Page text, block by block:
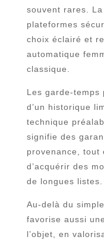
souvent rares.
plateformes
choix éclairé et
automatique
classique.
Les garde-temps
d’un historique
technique
signifie des
provenance, tout
d’acquérir des
de longues listes.
Au-delà du
favorise aussi
l’objet, en